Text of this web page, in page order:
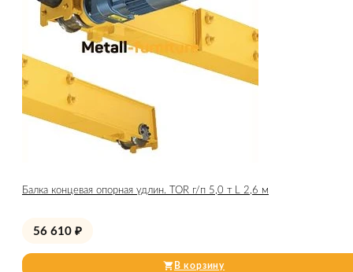
Балка концевая опорная удлин. TOR г/п 5,0 т L 2,6 м
56 610 ₽
В корзину